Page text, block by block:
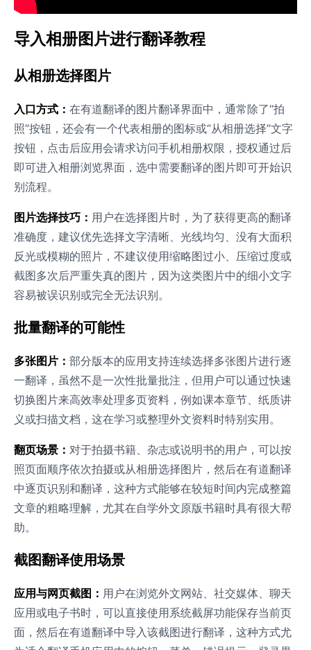
导入相册图片进行翻译教程
从相册选择图片
入口方式： 在有道翻译的图片翻译界面中，通常除了“拍
照”按钮，还会有一个代表相册的图标或“从相册选择”文字
按钮，点击后应用会请求访问手机相册权限，授权通过后
即可进入相册浏览界面，选中需要翻译的图片即可开始识
别流程。
图片选择技巧： 用户在选择图片时，为了获得更高的翻译
准确度，建议优先选择文字清晰、光线均匀、没有大面积
反光或模糊的照片，不建议使用缩略图过小、压缩过度或
截图多次后严重失真的图片，因为这类图片中的细小文字
容易被误识别或完全无法识别。
批量翻译的可能性
多张图片： 部分版本的应用支持连续选择多张图片进行逐
一翻译，虽然不是一次性批量批注，但用户可以通过快速
切换图片来高效率处理多页资料，例如课本章节、纸质讲
义或扫描文档，这在学习或整理外文资料时特别实用。
翻页场景： 对于拍摄书籍、杂志或说明书的用户，可以按
照页面顺序依次拍摄或从相册选择图片，然后在有道翻译
中逐页识别和翻译，这种方式能够在较短时间内完成整篇
文章的粗略理解，尤其在自学外文原版书籍时具有很大帮
助。
截图翻译使用场景
应用与网页截图： 用户在浏览外文网站、社交媒体、聊天
应用或电子书时，可以直接使用系统截屏功能保存当前页
面，然后在有道翻译中导入该截图进行翻译，这种方式尤